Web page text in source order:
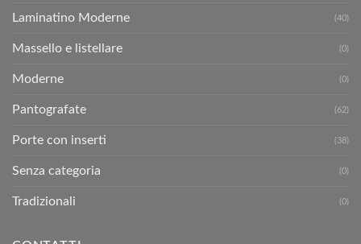
Laminatino Moderne (40)
Massello e listellare (0)
Moderne (0)
Pantografate (62)
Porte con inserti (38)
Senza categoria (0)
Tradizionali (0)